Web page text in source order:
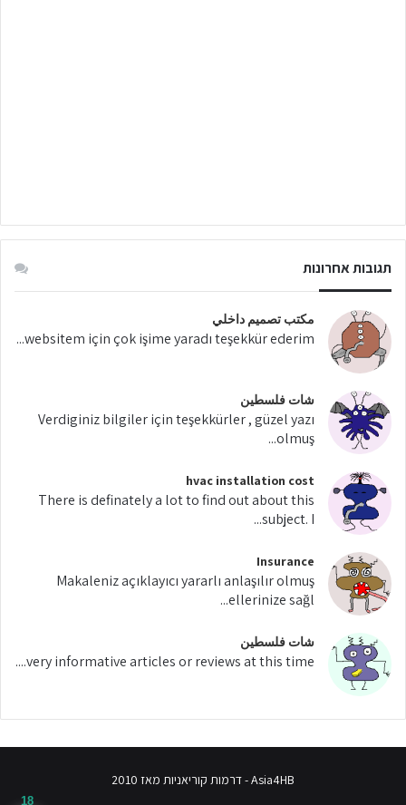
תגובות אחרונות
مكتب تصميم داخلي
websitem için çok işime yaradı teşekkür ederim...
شات فلسطين
Verdiginiz bilgiler için teşekkürler , güzel yazı
olmuş...
hvac installation cost
There is definately a lot to find out about this
subject. I...
Insurance
Makaleniz açıklayıcı yararlı anlaşılır olmuş
ellerinize sağl...
شات فلسطين
very informative articles or reviews at this time....
Asia4HB - דרמות קוריאניות מאז 2010
18